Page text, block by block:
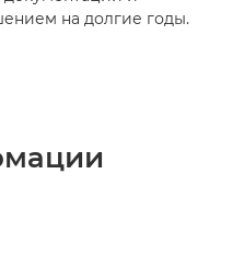
на долгие годы.